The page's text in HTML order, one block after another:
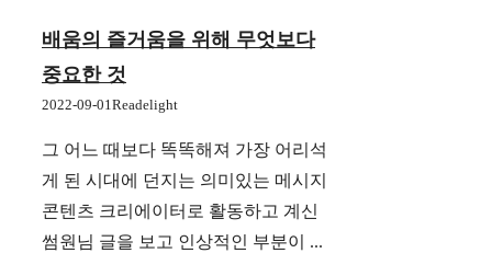
배움의 즐거움을 위해 무엇보다
중요한 것
2022-09-01Readelight
그 어느 때보다 똑똑해져 가장 어리석
게 된 시대에 던지는 의미있는 메시지
콘텐츠 크리에이터로 활동하고 계신
썸원님 글을 보고 인상적인 부분이 ...